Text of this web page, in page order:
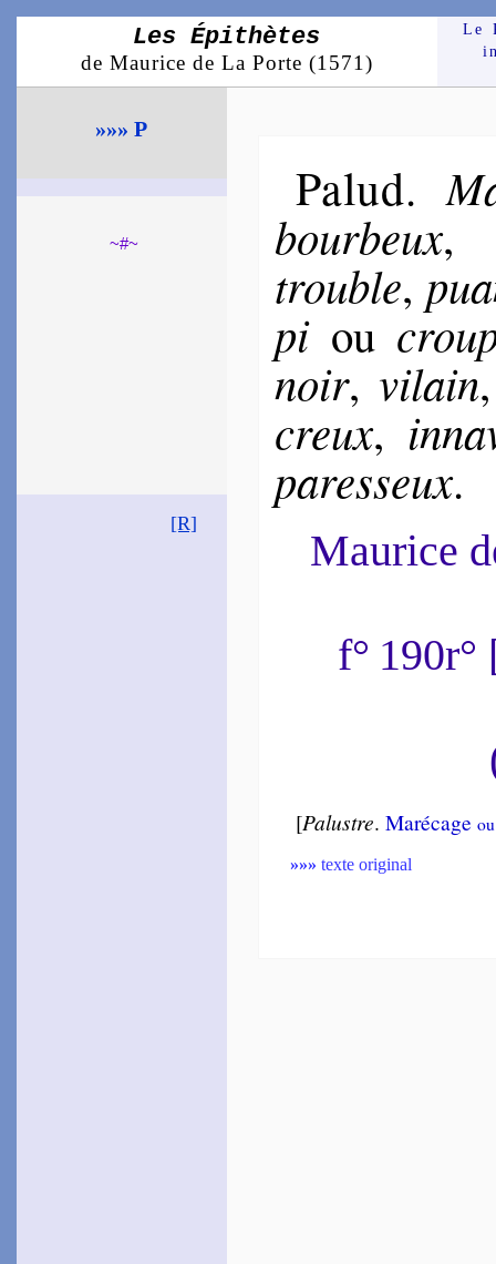
Les Épithètes
de Maurice de La Porte (1571)
Le
»»» P
~#~
[R]
Palud.
bour­beux
trouble,
piou
noir, vi­lain
creux,
pa­res­seux.
Maurice
f°
[Palustre.Maré­cageou
»»» texte original